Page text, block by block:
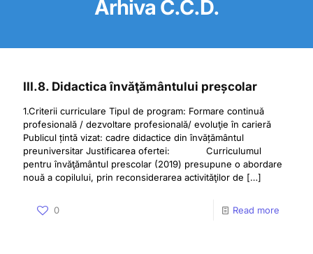
Arhiva C.C.D.
III.8. Didactica învăţământului preșcolar
1.Criterii curriculare Tipul de program: Formare continuă
profesională / dezvoltare profesională/ evoluţie în carieră
Publicul țintă vizat: cadre didactice din învățământul
preuniversitar Justificarea ofertei: Curriculumul
pentru învăţământul prescolar (2019) presupune o abordare
nouă a copilului, prin reconsiderarea activităţilor de […]
0 Read more